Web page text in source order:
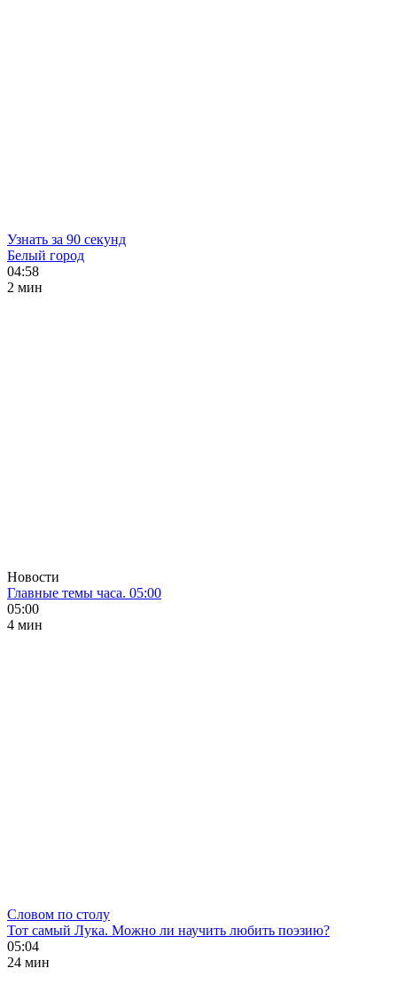
Узнать за 90 секунд
Белый город
04:58
2 мин
Новости
Главные темы часа. 05:00
05:00
4 мин
Словом по столу
Тот самый Лука. Можно ли научить любить поэзию?
05:04
24 мин